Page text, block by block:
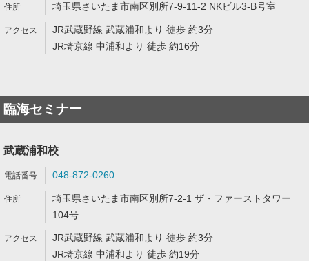
埼玉県さいたま市南区別所7-9-11-2 NKビル3-B号室
JR武蔵野線 武蔵浦和より 徒歩 約3分
JR埼京線 中浦和より 徒歩 約16分
臨海セミナー
武蔵浦和校
048-872-0260
埼玉県さいたま市南区別所7-2-1 ザ・ファーストタワー
104号
JR武蔵野線 武蔵浦和より 徒歩 約3分
JR埼京線 中浦和より 徒歩 約19分